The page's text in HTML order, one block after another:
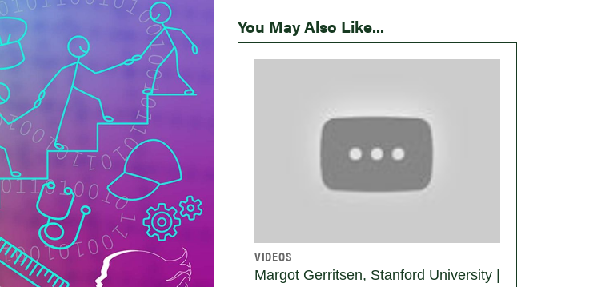
You May Also Like...
VIDEOS
Margot Gerritsen, Stanford University |